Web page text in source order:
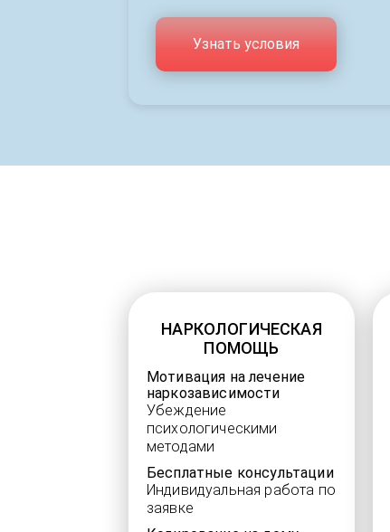
Узнать условия
НАРКОЛОГИЧЕСКАЯ
ПОМОЩЬ
Мотивация на лечение
наркозависимости
Убеждение
психологическими
методами
Бесплатные консультации
Индивидуальная работа по
заявке